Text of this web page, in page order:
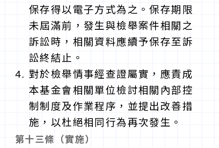
保存得以電子方式為之。保存期限
未屆滿前，發生與檢舉案件相關之
訴訟時，相關資料應續予保存至訴
訟終結止。
對於檢舉情事經查證屬實，應責成
本基金會相關單位檢討相關內部控
制制度及作業程序，並提出改善措
施，以杜絕相同行為再次發生。
第十三條（實施）